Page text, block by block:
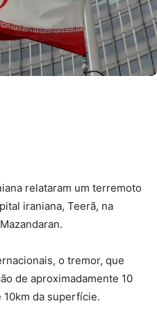
relataram um terremoto
iraniana, Teerã, na
o tremor, que
de aproximadamente 10
da superfície.